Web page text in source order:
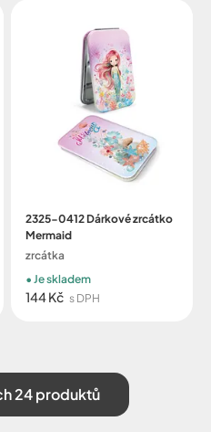
2325-0412 Dárkové zrcátko
Mermaid
zrcátka
144 Kč s DPH
Je skladem
24 produktů